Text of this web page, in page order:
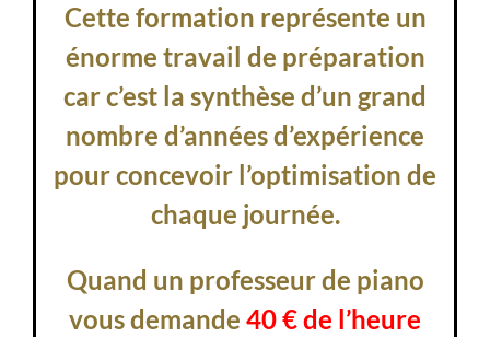
Cette formation représente un
énorme travail de préparation
car c’est la synthèse d’un grand
nombre d’années d’expérience
pour concevoir l’optimisation de
chaque journée.
Quand un professeur de piano
vous demande 40 € de l’heure